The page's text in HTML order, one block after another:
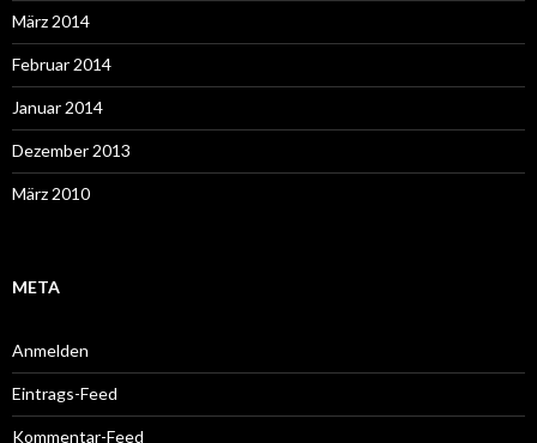
März 2014
Februar 2014
Januar 2014
Dezember 2013
März 2010
META
Anmelden
Eintrags-Feed
Kommentar-Feed